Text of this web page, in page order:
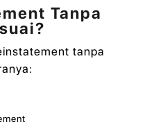
Tanpa
tanpa